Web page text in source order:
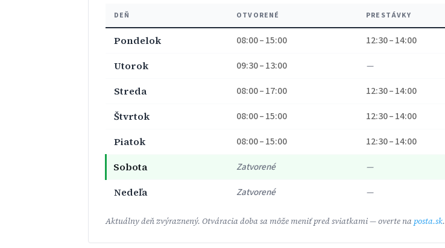
DEŇ OTVORENÉ PRESTÁVKY
Pondelok 08:00 – 15:00
12:30 – 14:00
Utorok
09:30 – 13:00
—
Streda
08:00 – 17:00
12:30 – 14:00
Štvrtok
08:00 – 15:00
12:30 – 14:00
Piatok
08:00 – 15:00
12:30 – 14:00
Sobota
Zatvorené
—
Nedeľa
Zatvorené —
Aktuálny deň zvýraznený. Otváracia doba sa môže meniť pred sviatkami — overte na posta.sk.